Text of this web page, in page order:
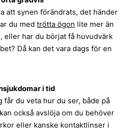
att synen förändrats, det händer
du med trötta ögon lite mer än
eller har du börjat få huvudvärk
Då kan det vara dags för en
i tid
du veta hur du ser, både på
också avslöja om du behöver
eller kanske kontaktlinser i